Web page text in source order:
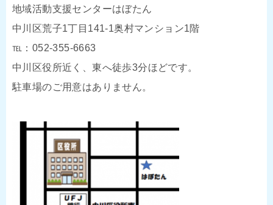
地域活動支援センターはぼたん
中川区荒子1丁目141-1奥村マンション1階
℡：052-355-6663
中川区役所近く、東へ徒歩3分ほどです。
駐車場のご用意はありません。